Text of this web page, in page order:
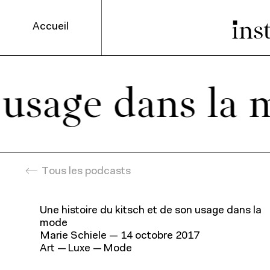
Accueil
Entrez votre
dans la
Tous les podcasts
Une histoire du kitsch et de son usage dans la
mode
Marie Schiele — 14 octobre 2017
Art
Luxe Mode